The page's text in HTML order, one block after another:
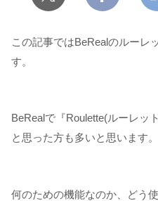
この記事ではBeRealのルーレ
す。
BeRealで『Roulette(ルーレッ
と思った方も多いと思います。
何のための機能なのか、どう